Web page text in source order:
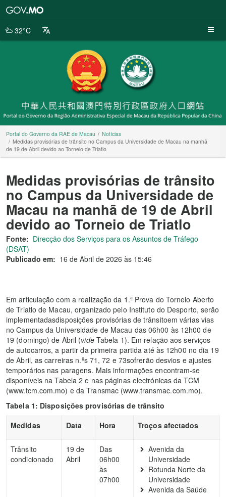
da
32°C
Portal do Governo da RAE de Macau
Notícias
Medidas provisórias de trânsito no Campus da Universidade de Macau na manhã
de 19 de Abril devido ao Torneio de Triatlo
Medidas provisórias de trânsito
no Campus da Universidade de
Macau na manhã de 19 de Abril
devido ao Torneio de Triatlo
Fonte: Direcção dos Serviços para os Assuntos de Tráfego
(DSAT)
Publicado em: 16 de Abril de 2026 às 15:46
Em articulação com a realização da 1.ª Prova do Torneio Aberto
de Triatlo de Macau, organizado pelo Instituto do Desporto, serão
implementadasdisposições provisórias de trânsitoem várias vias
no Campus da Universidade de Macau das 06h00 às 12h00 de
19 (domingo) de Abril (videTabela 1). Em relação aos serviços
de autocarros, a partir da primeira partida até às 12h00 no dia 19
de Abril, as carreiras n.ºs 71, 72 e 73sofrerão desvios e ajustes
temporários nas paragens. Mais informações encontram-se
disponíveis na Tabela 2 e nas páginas electrónicas da TCM
(www.tcm.com.mo) e da Transmac (www.transmac.com.mo).
Tabela 1: Disposições provisórias de trânsito
Medidas
Data Hora Troços afectados
Trânsito
condicionado
19 de
Abril
Das
06h00
às
07h00
Avenida da
Universidade
Rotunda Norte da
Universidade
Avenida da Saúde